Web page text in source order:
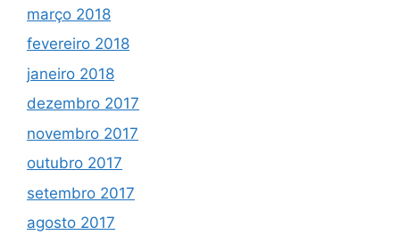
março 2018
fevereiro 2018
janeiro 2018
dezembro 2017
novembro 2017
outubro 2017
setembro 2017
agosto 2017